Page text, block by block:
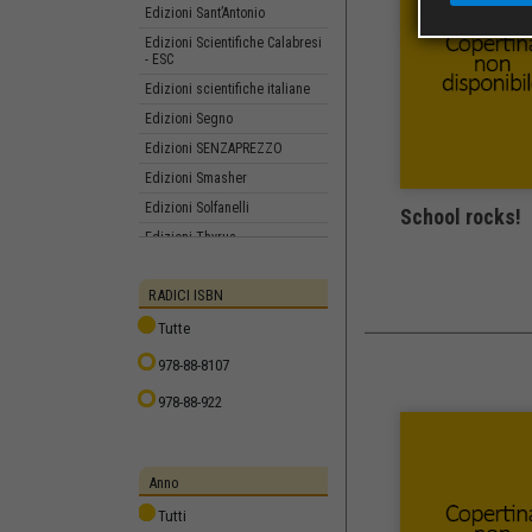
Edizioni Sant’Antonio
Edizioni Scientifiche Calabresi
- ESC
Edizioni scientifiche italiane
Edizioni Segno
Edizioni SENZAPREZZO
Edizioni Smasher
Edizioni Solfanelli
Edizioni Thyrus
edizionispartaco
EDT
EDUP - Edizioni dell’Università
Popolare
Effatà Editrice
Elliot edizioni
EMIA Edizioni
RADICI ISBN
Tutte
978-88-8107
978-88-922
Anno
Tutti
School rocks!